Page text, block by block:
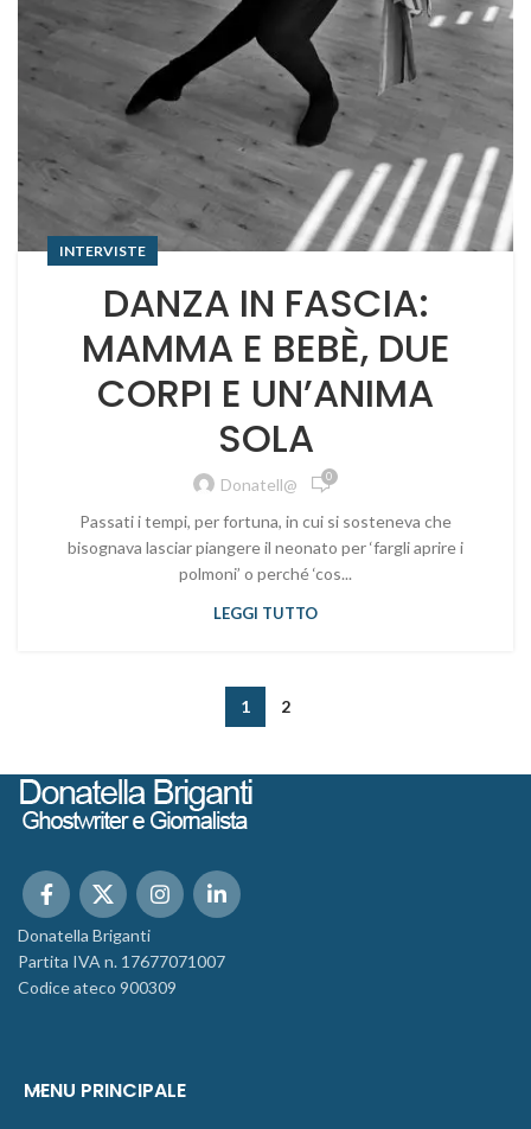
INTERVISTE
DANZA IN FASCIA:
MAMMA E BEBÈ, DUE
CORPI E UN’ANIMA
SOLA
Donatell@ 0
Passati i tempi, per fortuna, in cui si sosteneva che
bisognava lasciar piangere il neonato per ‘fargli aprire i
polmoni’ o perché ‘cos...
LEGGI TUTTO
1 2
Donatella Briganti
Partita IVA n. 17677071007
Codice ateco 900309
MENU PRINCIPALE